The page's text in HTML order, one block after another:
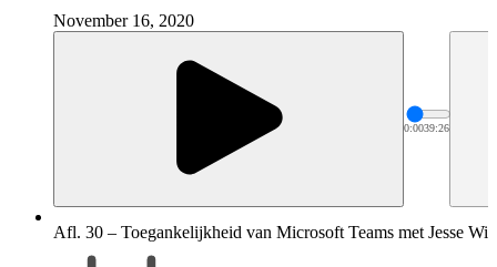
November 16, 2020
0:0039:26
Afl. 30 – Toegankelijkheid van Microsoft Teams met Jesse